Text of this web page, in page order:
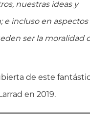
nuestras ideas y
e incluso en aspectos
ser la moralidad
de este
en 2019.